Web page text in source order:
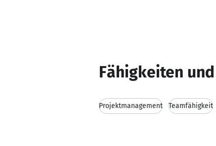
Fähigkeiten
Projektmanagement Teamfähigkeit